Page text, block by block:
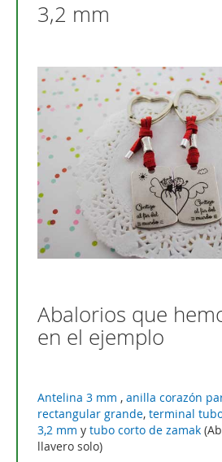
3,2 mm
Abalorios que
en el ejemplo
Antelina 3 mm ,anilla corazón
rectangular grande,terminal
3,2 mmytubo corto de zamak
llavero solo)